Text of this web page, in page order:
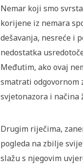
Nemar koji smo
korijene iz nemara
dešavanja, nesreće i
nedostatka
Međutim, ako ovaj
smatrati odgovornom
svjetonazora i načina
Drugim riječima,
pogleda na zbilje
slažu s njegovim